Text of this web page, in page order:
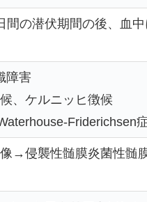
の潜伏期間の後、血
障害
、ケルニッヒ徴候
Friderichsen
→侵襲性髄膜炎菌性髄